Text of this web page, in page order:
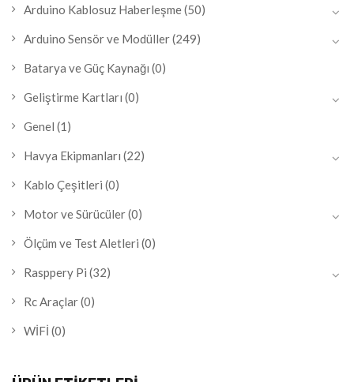
Arduino Kablosuz Haberleşme(50)
Arduino Sensör ve Modüller(249)
Batarya ve Güç Kaynağı (0)
Geliştirme Kartları (0)
Genel (1)
Havya Ekipmanları (22)
Kablo Çeşitleri (0)
Motor ve Sürücüler(0)
Ölçüm ve Test Aletleri (0)
Rasppery Pi (32)
Rc Araçlar(0)
WİFİ (0)